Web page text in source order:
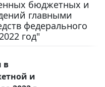
бюджетных и
главными
федерального
год"
в
и